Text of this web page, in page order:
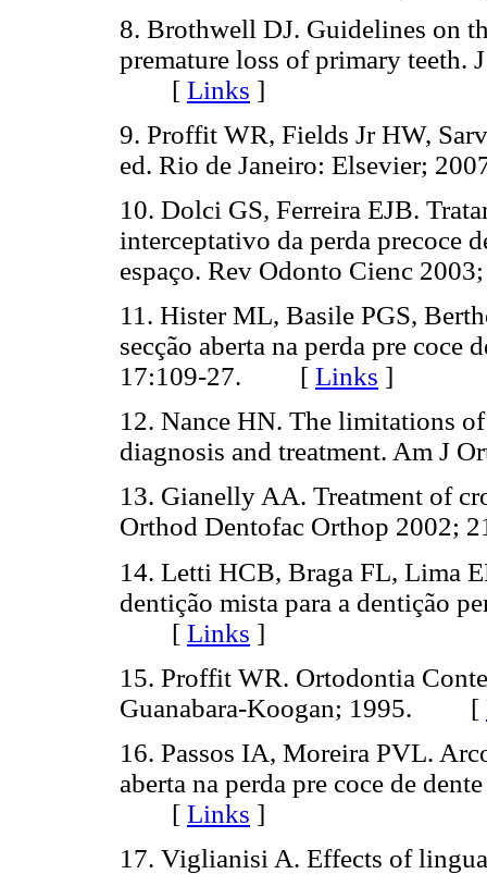
8. Brothwell DJ. Guidelines on
premature loss of primary teeth.
[ Links ]
9. Proffit WR, Fields Jr HW,
ed. Rio de Janeiro: Elsevier;
10. Dolci GS, Ferreira EJB.
interceptativo da perda precoce
espaço. Rev Odonto Cienc
11. Hister ML, Basile PGS,
secção aberta na perda pre
17:109-27. [ Links ]
12. Nance HN. The limitations
diagnosis and treatment. Am
13. Gianelly AA. Treatment of
Orthod Dentofac Orthop
14. Letti HCB, Braga FL, Lima
dentição mista para a dentição
[ Links ]
15. Proffit WR. Ortodontia
Guanabara-Koogan; 1995. [
16. Passos IA, Moreira PVL.
aberta na perda pre coce de
[ Links ]
17. Viglianisi A. Effects of